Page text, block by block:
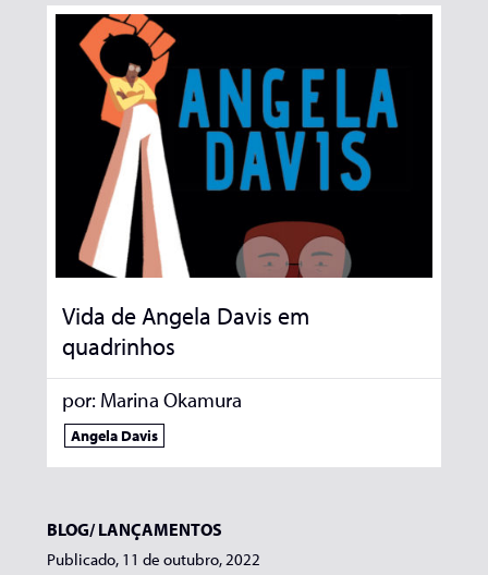
Vida de Angela Davis em
quadrinhos
por: Marina Okamura
Angela Davis
BLOG/LANÇAMENTOS
Publicado, 11 de outubro, 2022